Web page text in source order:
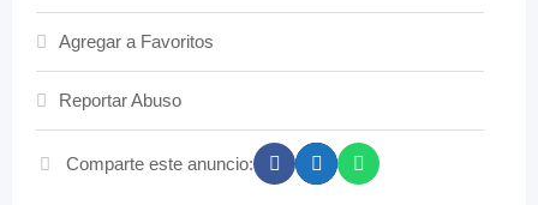
Agregar a Favoritos
Reportar Abuso
Comparte este anuncio: